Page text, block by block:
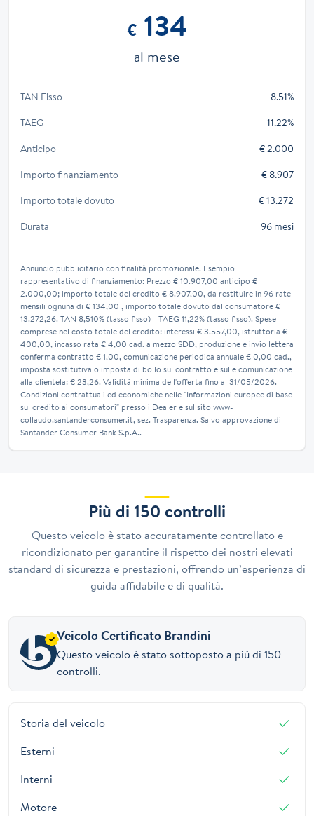
€134
al mese
TAN Fisso
8.51%
TAEG
11.22%
Anticipo
€ 2.000
Importo finanziamento
€ 8.907
Importo totale dovuto
€ 13.272
Durata
96 mesi
Annuncio pubblicitario con finalità promozionale. Esempio
rappresentativo di finanziamento: Prezzo € 10.907,00 anticipo €
2.000,00; importo totale del credito € 8.907,00, da restituire in 96 rate
mensili ognuna di € 134,00 , importo totale dovuto dal consumatore €
13.272,26. TAN 8,510% (tasso fisso) - TAEG 11,22% (tasso fisso). Spese
comprese nel costo totale del credito: interessi € 3.557,00, istruttoria €
400,00, incasso rata € 4,00 cad. a mezzo SDD, produzione e invio lettera
conferma contratto € 1,00, comunicazione periodica annuale € 0,00 cad.,
imposta sostitutiva o imposta di bollo sul contratto e sulle comunicazione
alla clientela: € 23,26. Validità minima dell'offerta fino al 31/05/2026.
Condizioni contrattuali ed economiche nelle "Informazioni europee di base
sul credito ai consumatori" presso i Dealer e sul sito www-
collaudo.santanderconsumer.it, sez. Trasparenza. Salvo approvazione di
Santander Consumer Bank S.p.A..
Più di 150 controlli
Questo veicolo è stato accuratamente controllato e
ricondizionato per garantire il rispetto dei nostri elevati
standard di sicurezza e prestazioni, offrendo un’esperienza di
guida affidabile e di qualità.
Veicolo Certificato Brandini
Questo veicolo è stato sottoposto a più di 150
controlli.
Storia del veicolo
Esterni
Interni
Motore